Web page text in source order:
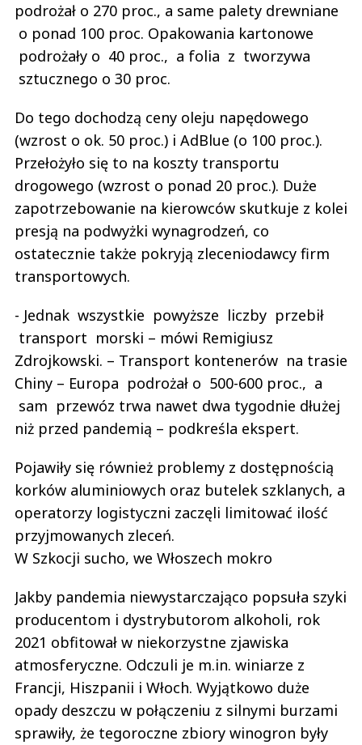
podrożał o 270 proc., a same palety drewniane
o ponad 100 proc. Opakowania kartonowe
podrożały o 40 proc., a folia z tworzywa
sztucznego o 30 proc.
Do tego dochodzą ceny oleju napędowego
(wzrost o ok. 50 proc.) i AdBlue (o 100 proc.).
Przełożyło się to na koszty transportu
drogowego (wzrost o ponad 20 proc.). Duże
zapotrzebowanie na kierowców skutkuje z kolei
presją na podwyżki wynagrodzeń, co
ostatecznie także pokryją zleceniodawcy firm
transportowych.
- Jednak wszystkie powyższe liczby przebił
transport morski – mówi Remigiusz
Zdrojkowski. – Transport kontenerów na trasie
Chiny – Europa podrożał o 500-600 proc., a
sam przewóz trwa nawet dwa tygodnie dłużej
niż przed pandemią – podkreśla ekspert.
Pojawiły się również problemy z dostępnością
korków aluminiowych oraz butelek szklanych, a
operatorzy logistyczni zaczęli limitować ilość
przyjmowanych zleceń.
W Szkocji sucho, we Włoszech mokro
Jakby pandemia niewystarczająco popsuła szyki
producentom i dystrybutorom alkoholi, rok
2021 obfitował w niekorzystne zjawiska
atmosferyczne. Odczuli je m.in. winiarze z
Francji, Hiszpanii i Włoch. Wyjątkowo duże
opady deszczu w połączeniu z silnymi burzami
sprawiły, że tegoroczne zbiory winogron były